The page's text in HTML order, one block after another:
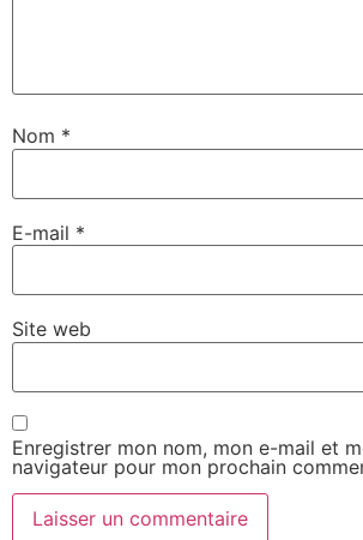
Nom *
E-mail *
Site web
Enregistrer mon nom, mon e-mail et
navigateur pour mon prochain